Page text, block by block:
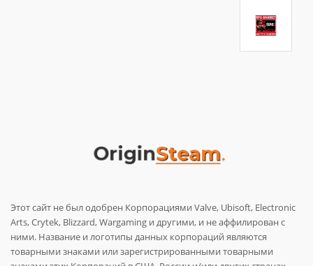
Этот сайт не был одобрен Корпорациями Valve, Ubisoft, Electronic
Arts, Crytek, Blizzard, Wargaming и другими, и не аффилирован с
ними. Название и логотипы данных корпораций являются
товарными знаками или зарегистрированными товарными